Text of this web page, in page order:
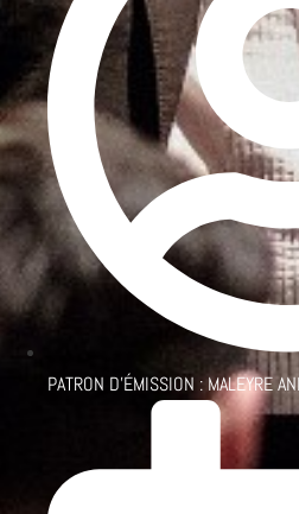
PATRON D'ÉMISSION : MALEYRE